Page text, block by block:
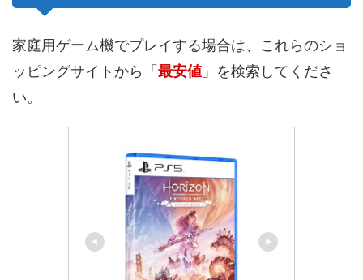
家庭用ゲーム機でプレイする場合は、これらのショ
ッピングサイトから「 最安値 」を検索してくださ
い。